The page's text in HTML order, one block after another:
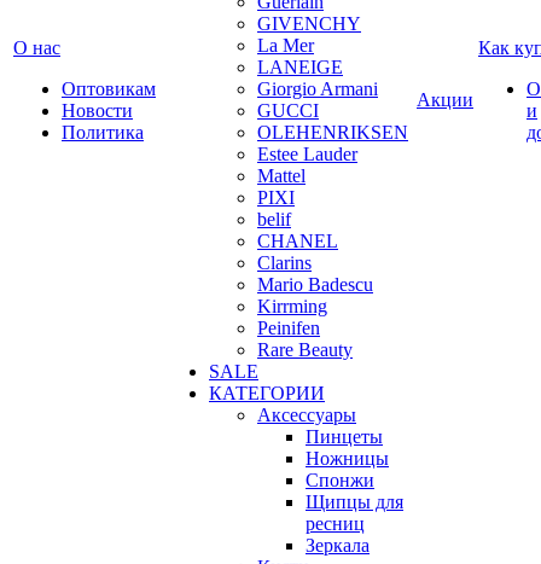
О нас
Оптовикам
Новости
Политика
GIVENCHY
La Mer
LANEIGE
Giorgio Armani
GUCCI
OLEHENRIKSEN
Estee Lauder
Mattel
PIXI
belif
CHANEL
Clarins
Mario Badescu
Kirrming
Peinifen
Rare Beauty
SALE
КАТЕГОРИИ
Аксессуары
Пинцеты
Ножницы
Спонжи
Щипцы для
ресниц
Зеркала
Акции
Как
и